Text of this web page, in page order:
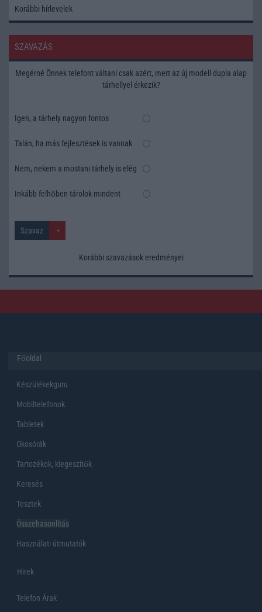
Korábbi hírlevelek
SZAVAZÁS
Megérné Önnek telefont váltani csak azért, mert az új modell dupla alap
tárhellyel érkezik?
Igen, a tárhely nagyon fontos
Talán, ha más fejlesztések is vannak
Nem, nekem a mostani tárhely is elég
Inkább felhőben tárolok mindent
Korábbi szavazások eredményei
Főoldal
Készülékekguru
Mobiltelefonok
Tabletek
Okosórák
Tartozékok, kiegeszítők
Keresés
Tesztek
Összehasonlítás
Használati útmutatók
Hirek
Telefon Árak